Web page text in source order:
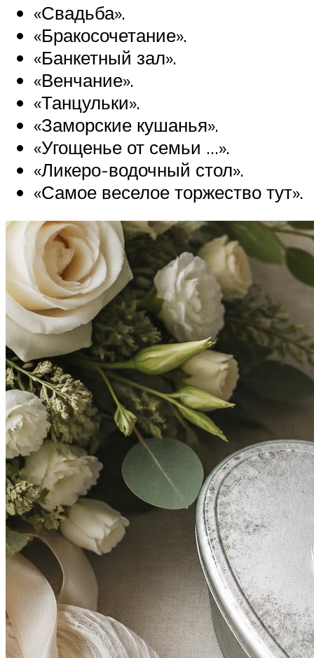
«Свадьба».
«Бракосочетание».
«Банкетный зал».
«Венчание».
«Танцульки».
«Заморские кушанья».
«Угощенье от семьи …».
«Ликеро-водочный стол».
«Самое веселое торжество тут».